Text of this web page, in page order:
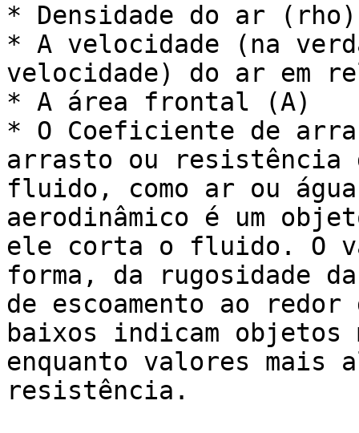
* Densidade do ar (rho)
* A velocidade (na
velocidade) do ar em
* A área frontal (A)
* O Coeficiente de
arrasto ou resistência
fluido, como ar ou
aerodinâmico é um
ele corta o fluido. O
forma, da rugosidade
de escoamento ao
baixos indicam objetos
enquanto valores mais
resistência.